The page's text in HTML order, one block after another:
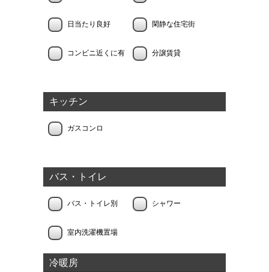
日当たり良好 閑静な住宅街
コンビニ近くに有 分譲賃貸
キッチン
ガスコンロ
バス・トイレ
バス・トイレ別 シャワー
室内洗濯機置場
冷暖房